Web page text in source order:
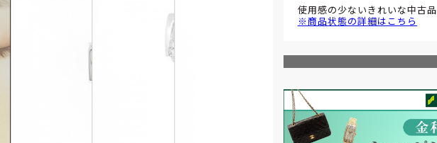
使用感の少ないきれいな中古品
※商品状態の詳細はこちら